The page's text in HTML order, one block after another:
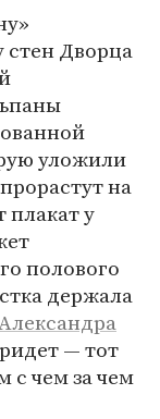
стен Дворца
уложили
на
плакат у
полового
держала
— тот
с чем за чем